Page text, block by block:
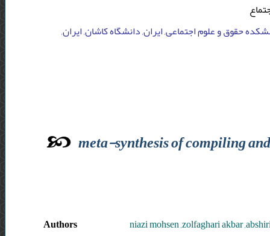
حقوق و علوم اجتماعی, ایران, دانشگاه کاشان, ایران,
meta-synthesis of compiling
Authors
niazi mohsen ,zolfaghari akbar